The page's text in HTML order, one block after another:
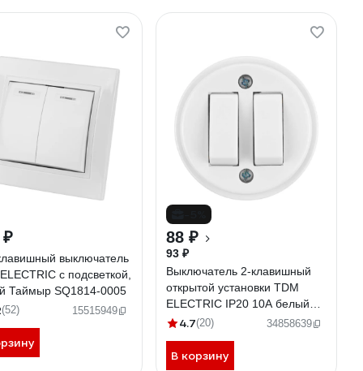
₽
выключатель
с подсветкой,
Таймыр SQ1814-0005
(52) 15515949
88 ₽
93 ₽
Выключатель 2-клавишный
открытой установки TDM
ELECTRIC IP20 10А белый
"Ретро" SQ1806-0509
4.7(20) 34858639
В корзину